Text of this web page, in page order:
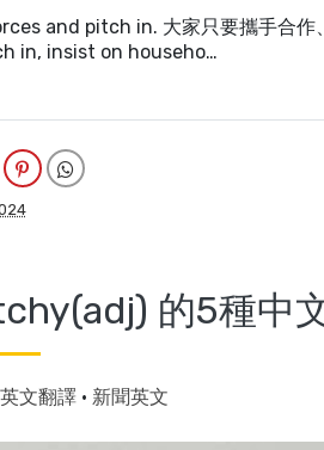
and pitch in. 大家只要攜手合作
in, insist on househo…
的5種中
英文翻譯 · 新聞英文